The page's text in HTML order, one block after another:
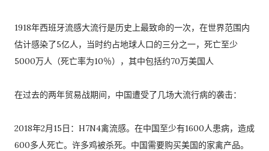
1918年西班牙流感大流行是历史上最致命的一次，在世界范围内
估计感染了5亿人，当时约占地球人口的三分之一，死亡至少
5000万人（死亡率为10％），其中包括约70万美国人
在过去的两年贸易战期间，中国遭受了几场大流行病的袭击：
2018年2月15日：H7N4禽流感。在中国至少有1600人患病，造成
600多人死亡。许多鸡被杀死。中国需要购买美国的家禽产品。